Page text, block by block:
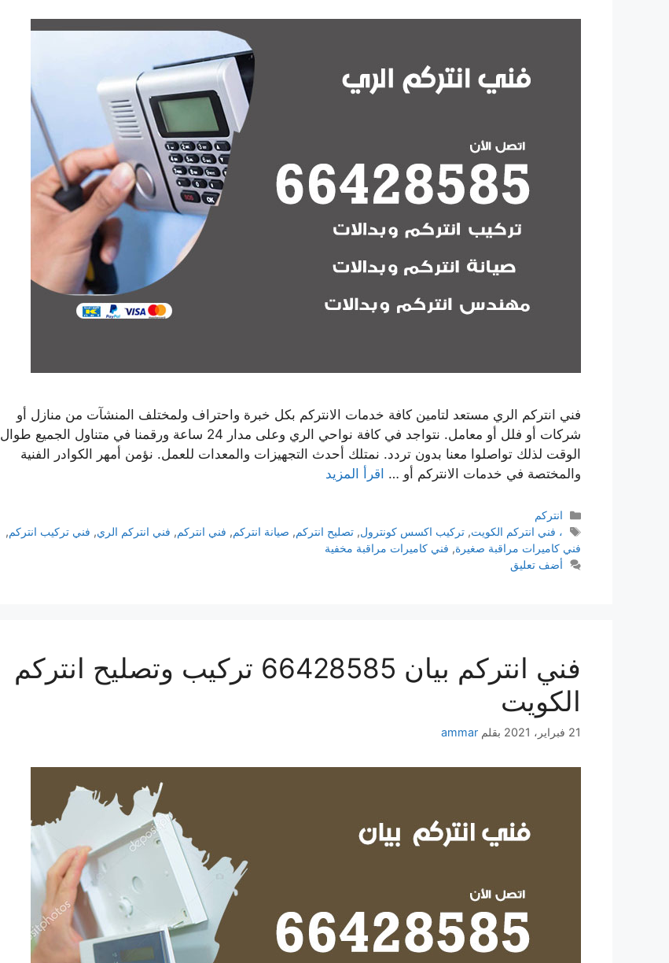
فني انتركم الري مستعد لتامين كافة خدمات الانتركم بكل خبرة واحتراف ولمختلف المنشآت من منازل أو
شركات أو فلل أو معامل. نتواجد في كافة نواحي الري وعلى مدار 24 ساعة ورقمنا في متناول الجميع طوال
الوقت لذلك تواصلوا معنا بدون تردد. نمتلك أحدث التجهيزات والمعدات للعمل. نؤمن أمهر الكوادر الفنية
والمختصة في خدمات الانتركم أو … اقرأ المزيد
انتركم
، فني انتركم الكويت,تركيب اكسس كونترول,تصليح انتركم, صيانة انتركم, فني انتركم, فني انتركم الري, فني تركيب انتركم,
فني كاميرات مراقبة صغيرة, فني كاميرات مراقبة مخفية
أضف تعليق
فني انتركم بيان 66428585 تركيب وتصليح انتركم
الكويت
21 فبراير، 2021 بقلم ammar